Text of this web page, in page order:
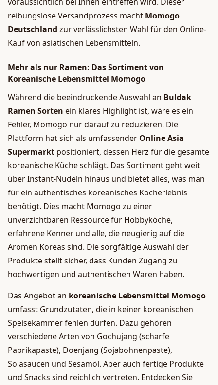
reibungslose Versandprozess macht Momogo
Deutschland zur verlässlichsten Wahl für den Online-
Kauf von asiatischen Lebensmitteln.
Mehr als nur Ramen: Das Sortiment von
Koreanische Lebensmittel Momogo
Während die beeindruckende Auswahl an Buldak
Ramen Sorten ein klares Highlight ist, wäre es ein
Fehler, Momogo nur darauf zu reduzieren. Die
Plattform hat sich als umfassender Online Asia
Supermarkt positioniert, dessen Herz für die gesamte
koreanische Küche schlägt. Das Sortiment geht weit
über Instant-Nudeln hinaus und bietet alles, was man
für ein authentisches koreanisches Kocherlebnis
benötigt. Dies macht Momogo zu einer
unverzichtbaren Ressource für Hobbyköche,
erfahrene Kenner und alle, die neugierig auf die
Aromen Koreas sind. Die sorgfältige Auswahl der
Produkte stellt sicher, dass Kunden Zugang zu
hochwertigen und authentischen Waren haben.
Das Angebot an koreanische Lebensmittel Momogo
umfasst Grundzutaten, die in keiner koreanischen
Speisekammer fehlen dürfen. Dazu gehören
verschiedene Arten von Gochujang (scharfe
Paprikapaste), Doenjang (Sojabohnenpaste),
Sojasaucen und Sesamöl. Aber auch fertige Produkte
und Snacks sind reichlich vertreten. Entdecken Sie